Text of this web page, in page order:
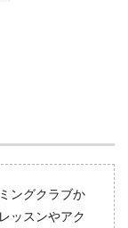
ングクラブか
ッスンやアク